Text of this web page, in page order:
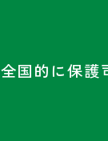
全国的に保護